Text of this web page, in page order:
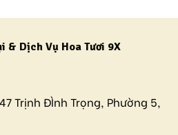
& Dịch Vụ Hoa Tươi 9X
Trịnh ĐÌnh Trọng, Phường 5,